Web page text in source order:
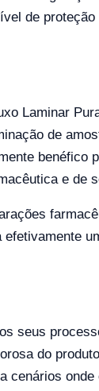
de
Laminar
de
benéfico
e de
seus
do